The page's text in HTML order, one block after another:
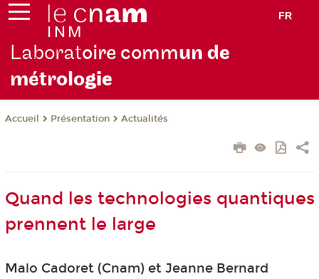
FR
Laboratoire commun de
métrologie
Accueil Présentation Actualités
Quand les technologies quantiques
prennent le large
Malo Cadoret (Cnam) et Jeanne Bernard